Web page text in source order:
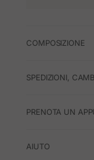
COMPOSIZIONE
SPEDIZIONI,
PRENOTA UN
AIUTO